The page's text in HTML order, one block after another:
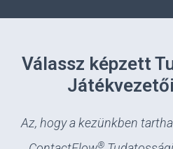
Válassz képzett
Az, hogy a kezünkben
®